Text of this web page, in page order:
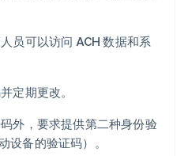
员可以访问 ACH 数据和系
定期更改。
外，要求提供第二种身份验
设备的验证码）。